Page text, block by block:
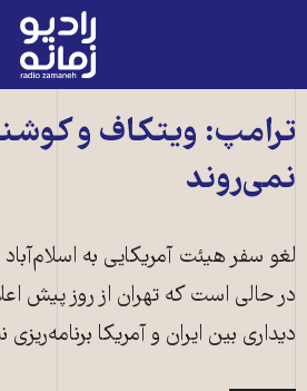
رادیو
زمانه
صفحهترامپ: ویتکاف و
نمی‌روند
لغو سفر هیئت آمریکایی به
در حالی است که تهران از روز پیش
دیداری بین ایران و آمریکا